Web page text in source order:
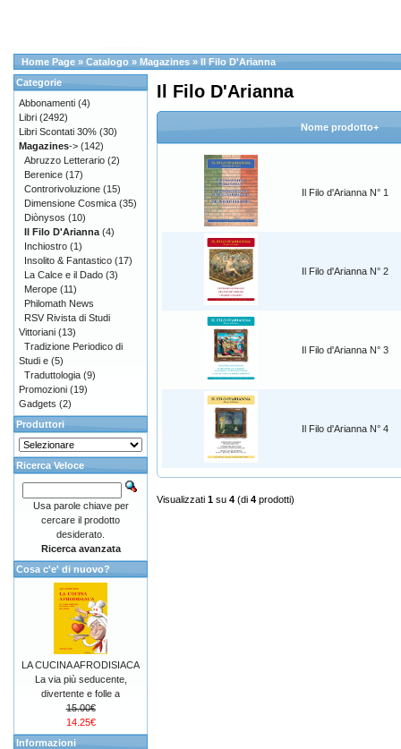
Home Page » Catalogo » Magazines » Il Filo D'Arianna
Il Filo D'Arianna
Nome prodotto+
Il Filo d'Arianna N° 1
Il Filo d'Arianna N° 2
Il Filo d'Arianna N° 3
Il Filo d'Arianna N° 4
Visualizzati 1 su 4 (di 4 prodotti)
Categorie
Abbonamenti (4)
Libri (2492)
Libri Scontati 30% (30)
Magazines-> (142)
Abruzzo Letterario (2)
Berenice (17)
Controrivoluzione (15)
Dimensione Cosmica (35)
Diònysos (10)
Il Filo D'Arianna (4)
Inchiostro (1)
Insolito & Fantastico (17)
La Calce e il Dado (3)
Merope (11)
Philomath News
RSV Rivista di Studi
Vittoriani (13)
Tradizione Periodico di
Studi e (5)
Traduttologia (9)
Promozioni (19)
Gadgets (2)
Produttori
Ricerca Veloce
Usa parole chiave per
cercare il prodotto
desiderato.
Ricerca avanzata
Cosa c'e' di nuovo?
LA CUCINA AFRODISIACA
La via più seducente,
divertente e folle a
15.00€
14.25€
Informazioni